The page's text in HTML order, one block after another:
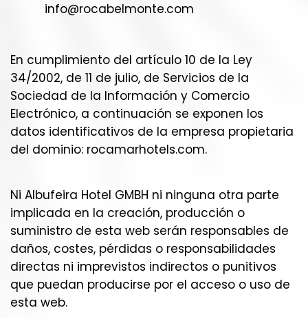
info@rocabelmonte.com
En cumplimiento del artículo 10 de la Ley
34/2002, de 11 de julio, de Servicios de la
Sociedad de la Información y Comercio
Electrónico, a continuación se exponen los
datos identificativos de la empresa propietaria
del dominio: rocamarhotels.com.
Ni Albufeira Hotel GMBH ni ninguna otra parte
implicada en la creación, producción o
suministro de esta web serán responsables de
daños, costes, pérdidas o responsabilidades
directas ni imprevistos indirectos o punitivos
que puedan producirse por el acceso o uso de
esta web.